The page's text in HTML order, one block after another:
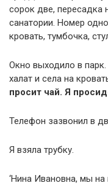
сорок две, пересадка
санатории. Номер
кровать, тумбочка,
Окно выходило в парк.
халат и села на
просит чай. Я
Телефон зазвонил в
Я взяла трубку.
‘Нина Ивановна, мы на